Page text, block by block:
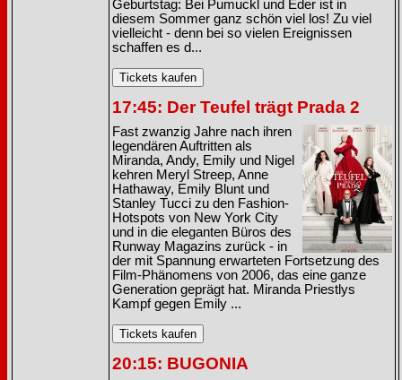
Geburtstag: Bei Pumuckl und Eder ist in
diesem Sommer ganz schön viel los! Zu viel
vielleicht - denn bei so vielen Ereignissen
schaffen es d...
17:45: Der Teufel trägt Prada 2
Fast zwanzig Jahre nach ihren
legendären Auftritten als
Miranda, Andy, Emily und Nigel
kehren Meryl Streep, Anne
Hathaway, Emily Blunt und
Stanley Tucci zu den Fashion-
Hotspots von New York City
und in die eleganten Büros des
Runway Magazins zurück - in
der mit Spannung erwarteten Fortsetzung des
Film-Phänomens von 2006, das eine ganze
Generation geprägt hat. Miranda Priestlys
Kampf gegen Emily ...
20:15: BUGONIA